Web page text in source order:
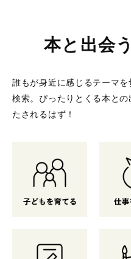
本と出会
誰もが身近に感じるテーマ
検索。 ぴったりとくる本と
たされるはず！